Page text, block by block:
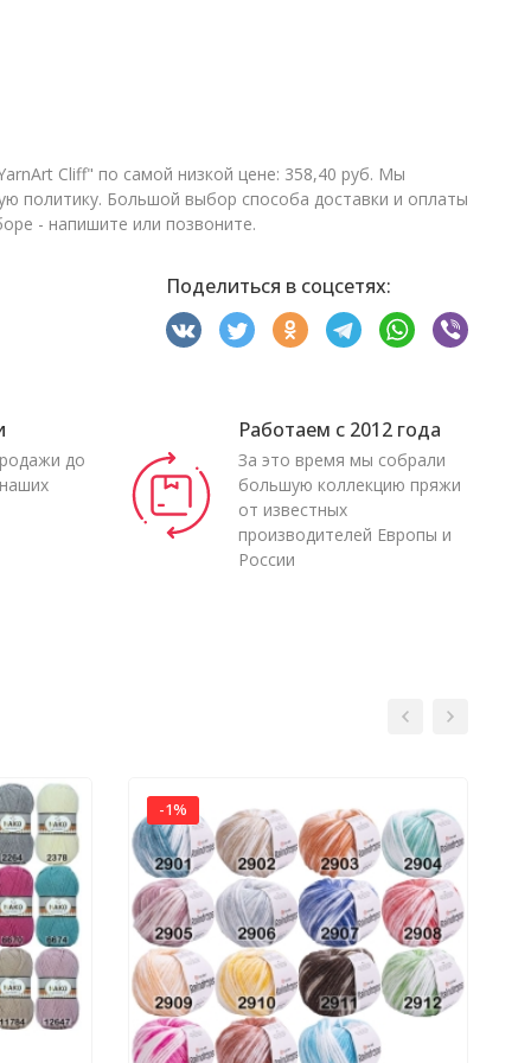
Cliff" по самой низкой цене: 358,40 руб. Мы
политику. Большой выбор способа доставки и оплаты
- напишите или позвоните.
Поделиться в соцсетях:
до
Работаем с 2012 года
За это время мы собрали
большую коллекцию пряжи
от известных
производителей Европы и
России
-1%